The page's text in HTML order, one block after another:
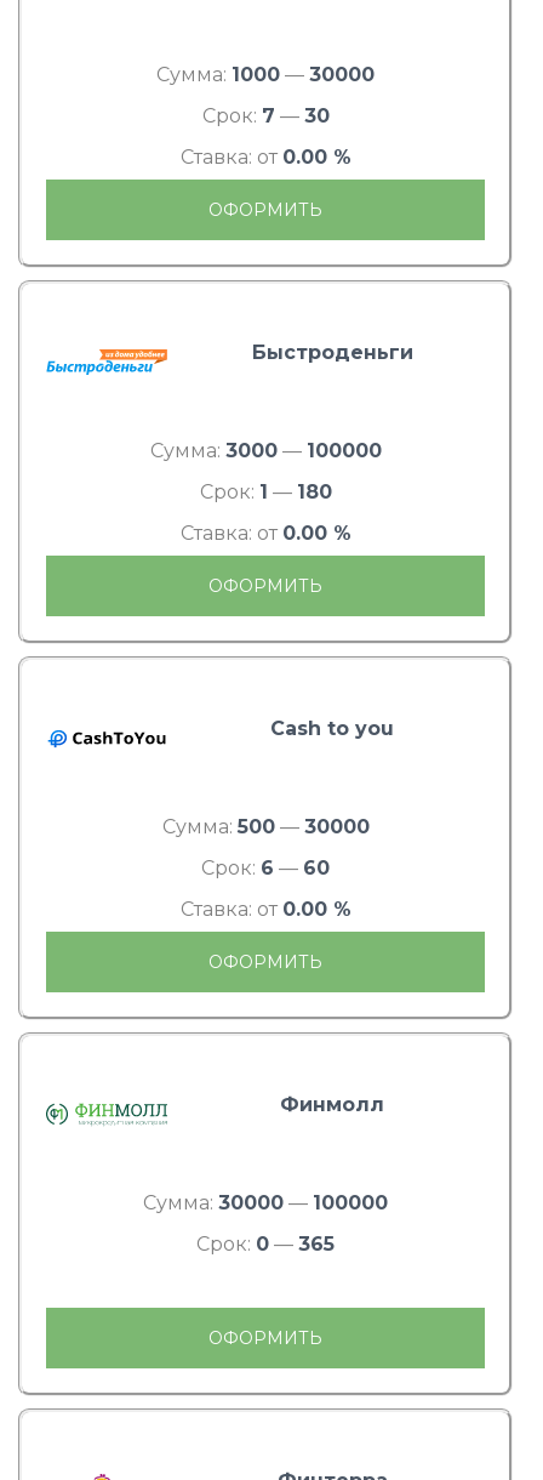
Сумма: 1000 — 30000
Срок: 7 — 30
Ставка: от 0.00 %
ОФОРМИТЬ
Быстроденьги
Сумма: 3000— 100000
Срок: 1 — 180
Ставка: от 0.00 %
ОФОРМИТЬ
Cash to you
Сумма: 500— 30000
Срок: 6 — 60
Ставка: от 0.00 %
ОФОРМИТЬ
Финмолл
Сумма: 30000 — 100000
Срок: 0 — 365
ОФОРМИТЬ